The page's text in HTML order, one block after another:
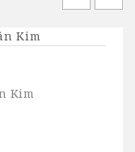
Kim